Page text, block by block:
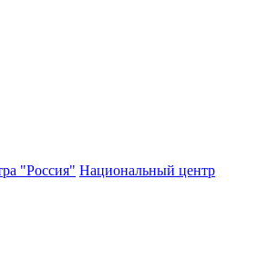
Национальный центр